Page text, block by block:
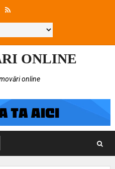
ONLINE
online